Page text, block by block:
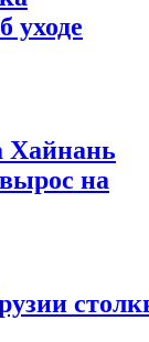
уходе
на